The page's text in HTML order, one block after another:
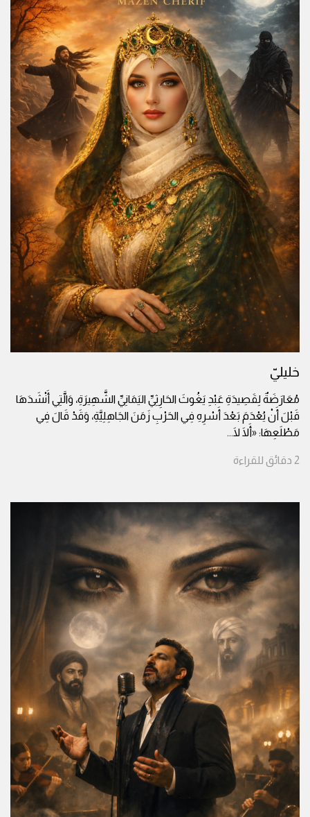
خليليّ
مُعَارَضَةٌ لِقَصِيدَةِ عَبْدِ يَغُوثَ الحَارِثِيِّ اليَمَانِيِّ الشَّهِيرَةِ، وَالَّتِي أَنْشَدَهَا
قَبْلَ أَنْ يُعْدَمَ بَعْدَ أَسْرِهِ فِي الحَرْبِ زَمَنَ الجَاهِلِيَّةِ، وَقَدْ قَالَ فِي
مَطْلَعِهَا: «أَلَا لَا...
2 دقائق للقراءة